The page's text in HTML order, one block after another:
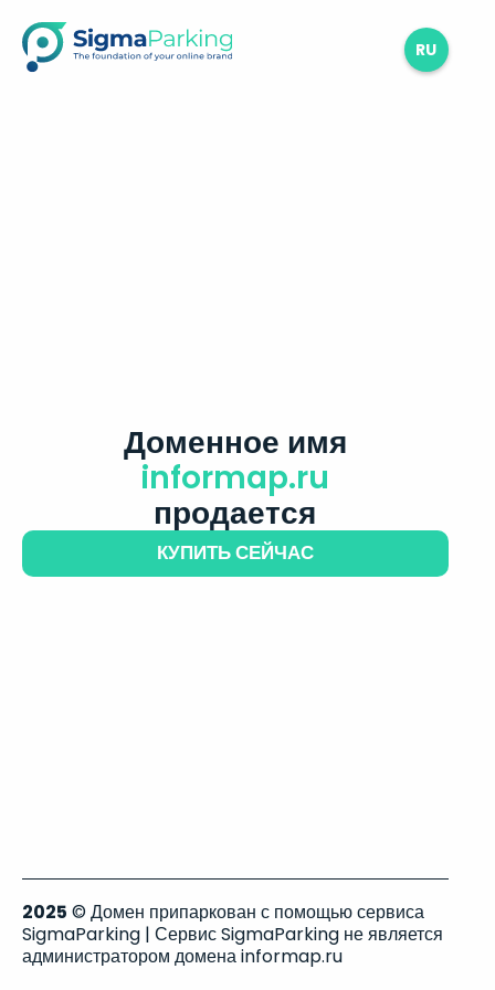
RU
Доменное имя
informap.ru
продается
КУПИТЬ СЕЙЧАС
2025 © Домен припаркован с помощью сервиса
SigmaParking | Сервис SigmaParking не является
администратором домена informap.ru